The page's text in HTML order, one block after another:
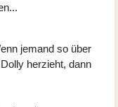
jemand so über
herzieht, dann